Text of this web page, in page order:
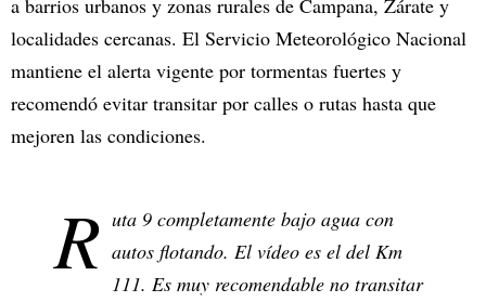
a barrios urbanos y zonas rurales de Campana, Zárate y
localidades cercanas. El Servicio Meteorológico Nacional
mantiene el alerta vigente por tormentas fuertes y
recomendó evitar transitar por calles o rutas hasta que
mejoren las condiciones.
R uta 9 completamente bajo agua con
autos flotando. El vídeo es el del Km
111. Es muy recomendable no transitar